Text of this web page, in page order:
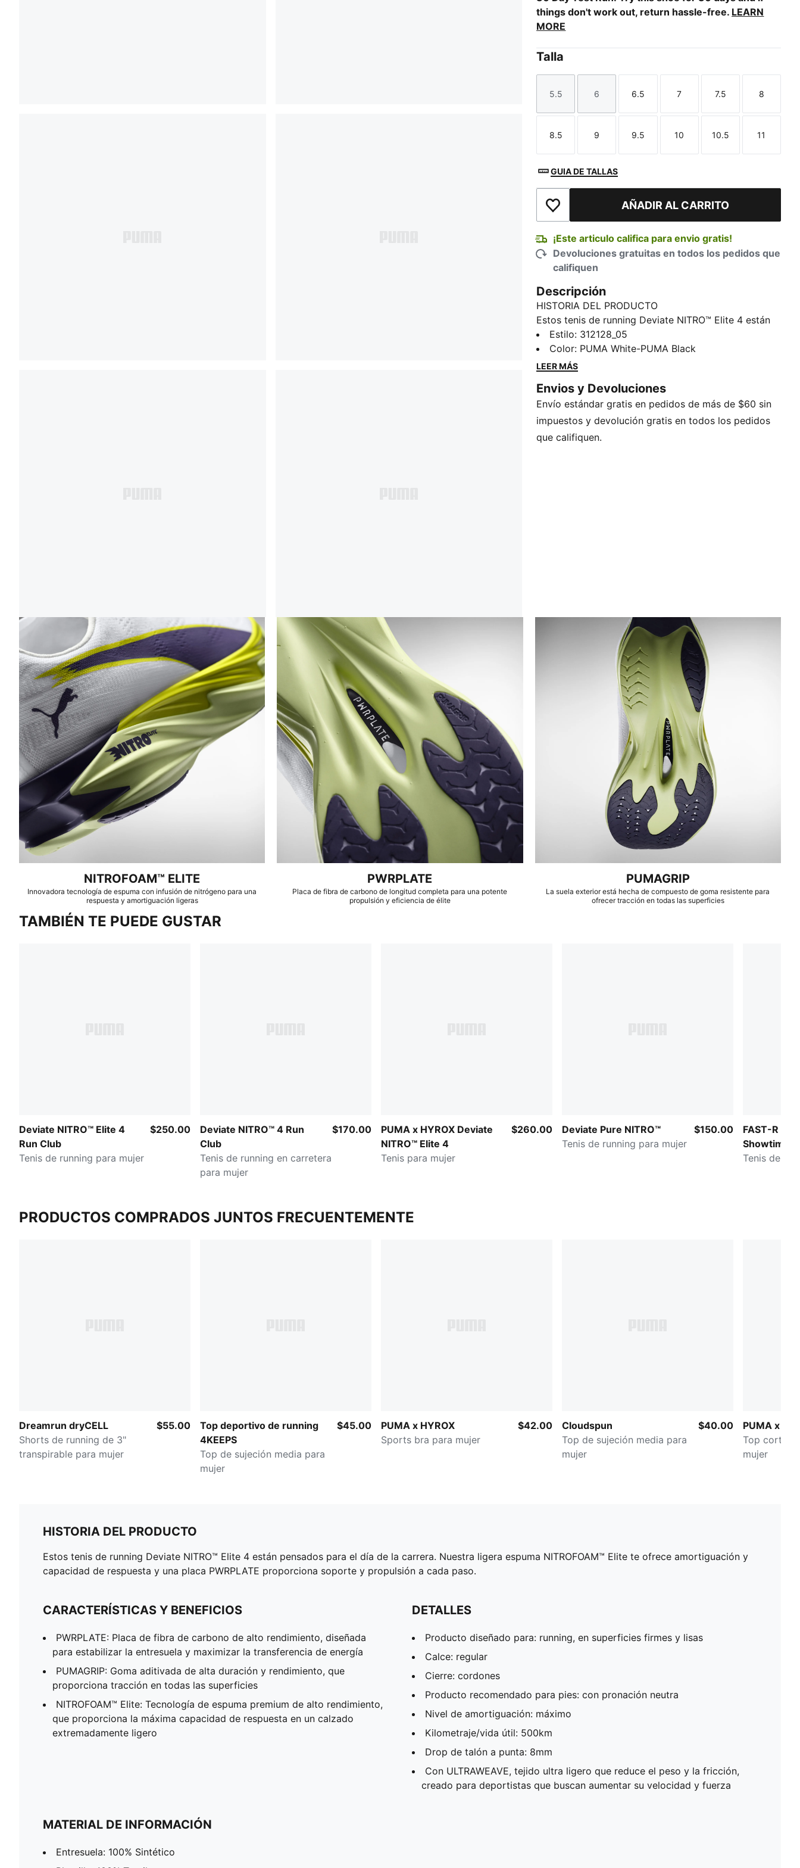
things don't work out, return hassle-free. LEARN
MORE
Talla
Talla
5.5
Talla
6
Talla
6.5
Talla
7
Talla
7.5
Talla
8
Talla
8.5
Talla
9
Talla
9.5
Talla
10
Talla
10.5
Talla
11
GUIA DE TALLAS
Añadir a la lista de deseosAÑADIR AL CARRITO
¡Este articulo califica para envio gratis!
Devoluciones gratuitas en todos los pedidos que
califiquen
Descripción
HISTORIA DEL PRODUCTO
Estos tenis de running Deviate NITRO™ Elite 4 están
pensados para el día de la carrera. Nuestra ligera
espuma NITROFOAM™ Elite te ofrece amortiguación y
capacidad de respuesta y una placa PWRPLATE
CARACTERÍSTICAS Y BENEFICIOS
PWRPLATE: Placa de fibra de carbono de alto
rendimiento, diseñada para estabilizar la entresuela y
maximizar la transferencia de energía
Producto recomendado para pies: con pronación
Nivel de amortiguación: máximo
Kilometraje/vida útil: 500km
Drop de talón a punta: 8mm
Con ULTRAWEAVE, tejido ultra ligero que reduce el
peso y la fricción, creado para deportistas que
buscan aumentar su velocidad y fuerza
Estilo: 312128_05
Color: PUMA White-PUMA Black
LEER MÁS
Envios y Devoluciones
Envío estándar gratis en pedidos de más de $60 sin
impuestos y devolución gratis en todos los pedidos
que califiquen.
NITROFOAM™ ELITE
Innovadora tecnología de espuma con infusión de nitrógeno para una
respuesta y amortiguación ligeras
PWRPLATE
Placa de fibra de carbono de longitud completa para una potente
propulsión y eficiencia de élite
PUMAGRIP
La suela exterior está hecha de compuesto de goma resistente para
ofrecer tracción en todas las superficies
TAMBIÉN TE PUEDE GUSTAR
Deviate NITRO™ Elite 4
Run Club
Tenis de running para mujer
$250.00
Deviate NITRO™ 4 Run
Club
Tenis de running en carretera
para mujer
$170.00
PUMA x HYROX Deviate
NITRO™ Elite 4
Tenis para mujer
$260.00
Deviate Pure NITRO™
Tenis de running para mujer
$150.00
FAST-R
Showtime
Tenis de
PRODUCTOS COMPRADOS JUNTOS FRECUENTEMENTE
Dreamrun dryCELL
Shorts de running de 3"
transpirable para mujer
$55.00
Top deportivo de running
4KEEPS
Top de sujeción media para
mujer
$45.00
PUMA x HYROX
Sports bra para mujer
$42.00
Cloudspun
Top de sujeción media para
mujer
$40.00
PUMA x
Top corto
mujer
HISTORIA DEL PRODUCTO
Estos tenis de running Deviate NITRO™ Elite 4 están pensados para el día de la carrera. Nuestra ligera espuma NITROFOAM™ Elite te ofrece amortiguación y
capacidad de respuesta y una placa PWRPLATE proporciona soporte y propulsión a cada paso.
CARACTERÍSTICAS Y BENEFICIOS
PWRPLATE: Placa de fibra de carbono de alto rendimiento, diseñada
para estabilizar la entresuela y maximizar la transferencia de energía
PUMAGRIP: Goma aditivada de alta duración y rendimiento, que
proporciona tracción en todas las superficies
NITROFOAM™ Elite: Tecnología de espuma premium de alto rendimiento,
que proporciona la máxima capacidad de respuesta en un calzado
extremadamente ligero
DETALLES
Producto diseñado para: running, en superficies firmes y lisas
Calce: regular
Cierre: cordones
Producto recomendado para pies: con pronación neutra
Nivel de amortiguación: máximo
Kilometraje/vida útil: 500km
Drop de talón a punta: 8mm
Con ULTRAWEAVE, tejido ultra ligero que reduce el peso y la fricción,
creado para deportistas que buscan aumentar su velocidad y fuerza
MATERIAL DE INFORMACIÓN
Entresuela: 100% Sintético